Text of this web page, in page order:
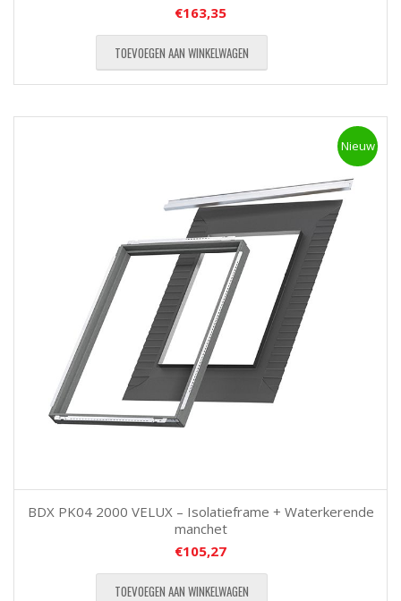
€163,35
TOEVOEGEN AAN WINKELWAGEN
Nieuw
BDX PK04 2000 VELUX – Isolatieframe + Waterkerende
manchet
€105,27
TOEVOEGEN AAN WINKELWAGEN